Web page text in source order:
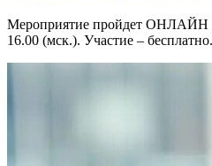
Мероприятие пройдет ОНЛАЙН
16.00 (мск.). Участие – бесплатно.